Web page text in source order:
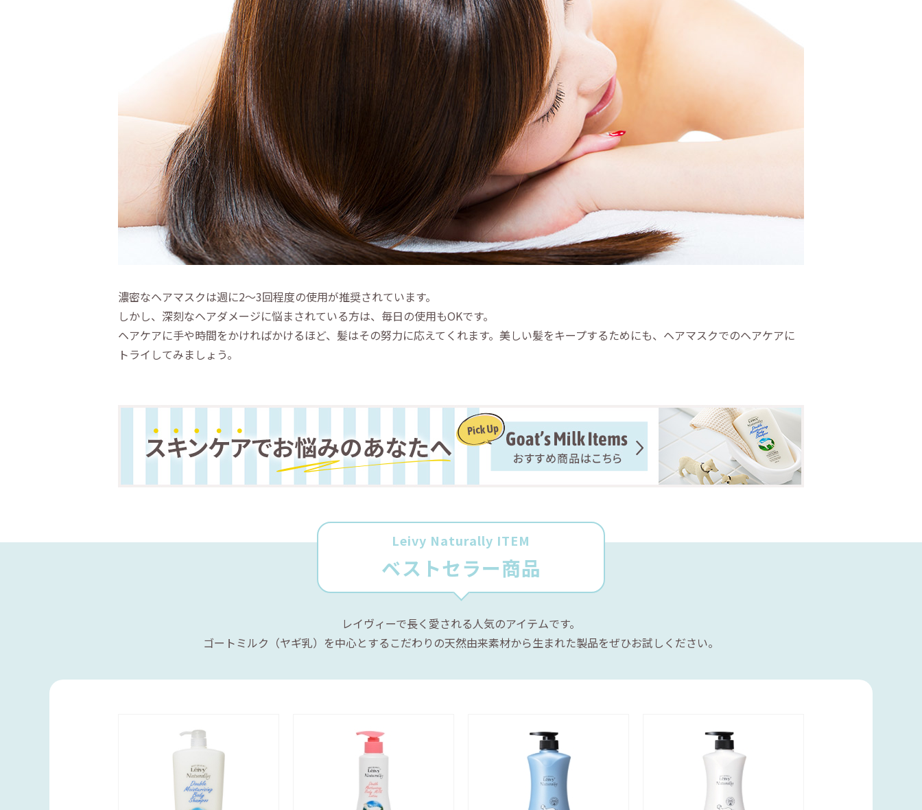
濃密なヘアマスクは週に2～3回程度の使用が推奨されています。
しかし、深刻なヘアダメージに悩まされている方は、毎日の使用もOKです。
ヘアケアに手や時間をかければかけるほど、髪はその努力に応えてくれます。美しい髪をキープするためにも、ヘアマスクでのヘアケアに
トライしてみましょう。
Leivy Naturally ITEM
ベストセラー商品
レイヴィーで長く愛される人気のアイテムです。
ゴートミルク（ヤギ乳）を中心とするこだわりの天然由来素材から生まれた製品をぜひお試しください。